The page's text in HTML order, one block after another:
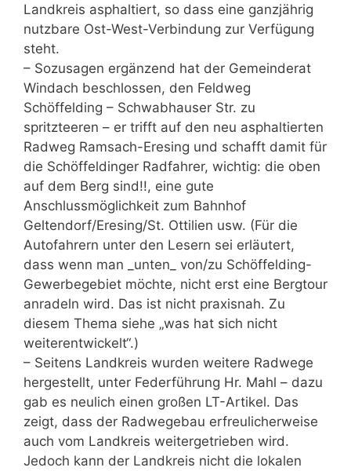
Landkreis asphaltiert, so dass eine ganzjährig
nutzbare Ost-West-Verbindung zur Verfügung
steht.
– Sozusagen ergänzend hat der Gemeinderat
Windach beschlossen, den Feldweg
Schöffelding – Schwabhauser Str. zu
spritzteeren – er trifft auf den neu asphaltierten
Radweg Ramsach-Eresing und schafft damit für
die Schöffeldinger Radfahrer, wichtig: die oben
auf dem Berg sind!!, eine gute
Anschlussmöglichkeit zum Bahnhof
Geltendorf/Eresing/St. Ottilien usw. (Für die
Autofahrern unter den Lesern sei erläutert,
dass wenn man _unten_ von/zu Schöffelding-
Gewerbegebiet möchte, nicht erst eine Bergtour
anradeln wird. Das ist nicht praxisnah. Zu
diesem Thema siehe „was hat sich nicht
weiterentwickelt“.)
– Seitens Landkreis wurden weitere Radwege
hergestellt, unter Federführung Hr. Mahl – dazu
gab es neulich einen großen LT-Artikel. Das
zeigt, dass der Radwegebau erfreulicherweise
auch vom Landkreis weitergetrieben wird.
Jedoch kann der Landkreis nicht die lokalen